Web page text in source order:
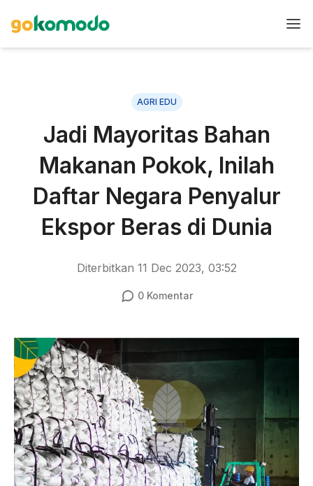
AGRI EDU
Jadi Mayoritas Bahan
Makanan Pokok, Inilah
Daftar Negara Penyalur
Ekspor Beras di Dunia
Diterbitkan 11 Dec 2023, 03:52
0Komentar